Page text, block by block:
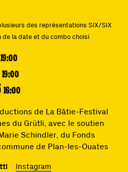
des représentations SIX/SIX
la date et du combo choisi
19:00
19:00
16:00
de La Bâtie-Festival
du Grütli, avec le soutien
Schindler, du Fonds
de Plan-les-Ouates
Instagram